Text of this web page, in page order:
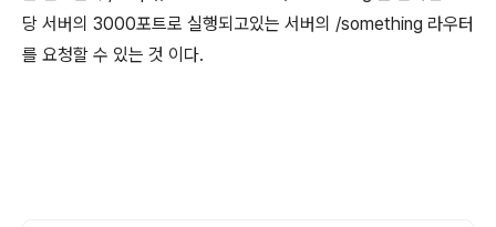
당 서버의 3000포트로 실행되고있는 서버의 /something 라우터
를 요청할 수 있는 것 이다.